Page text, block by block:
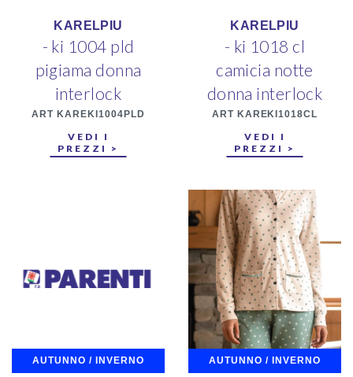
KARELPIU
- ki 1004 pld
pigiama donna
interlock
ART KAREKI1004PLD
VEDI I
PREZZI >
KARELPIU
- ki 1018 cl
camicia notte
donna interlock
ART KAREKI1018CL
VEDI I
PREZZI >
AUTUNNO / INVERNO AUTUNNO / INVERNO